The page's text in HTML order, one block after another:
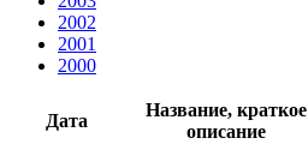
2002
2001
2000
Дата
Название, краткое
описание